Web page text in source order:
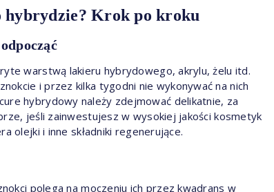
hybrydzie? Krok po kroku
warstwą lakieru hybrydowego, akrylu, żelu itd.
i przez kilka tygodni nie wykonywać na nich
hybrydowy należy zdejmować delikatnie, za
jeśli zainwestujesz w wysokiej jakości kosmetyk
olejki i inne składniki regenerujące.
polega na moczeniu ich przez kwadrans w